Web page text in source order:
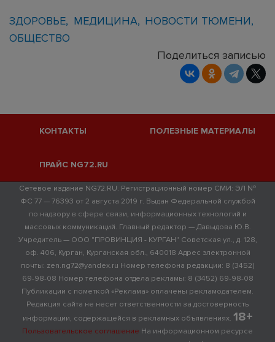
ЗДОРОВЬЕ МЕДИЦИНА
НОВОСТИ ТЮМЕНИ
ОБЩЕСТВО
Поделиться записью
КОНТАКТЫ ПОЛЕЗНЫЕ МАТЕРИАЛЫ
ПРАЙС NG72.RU
Сетевое издание NG72.RU. Регистрационный номер СМИ: ЭЛ №
ФС 77 — 76393 от 2 августа 2019 г. Выдан Федеральной службой
по надзору в сфере связи, информационных технологий и
массовых коммуникаций. Главный редактор — Давыдова Ю.В.
Учредитель — ООО "ПРОВИНЦИЯ - КУРГАН" Советская ул., д. 128,
оф. 406, Курган, Курганская обл., 640018 Адрес электронной
почты: zen.ng72@yandex.ru Номер телефона редакции: 8 (3452)
69-98-08 Номер телефона отдела рекламы: 8 (3452) 69-98-08
Публикации с пометкой «Реклама» оплачены рекламодателем.
Редакция сайта не несет ответственности за достоверность
информации, содержащейся в рекламных объявлениях. 18+
Пользовательское соглашение На информационном ресурсе